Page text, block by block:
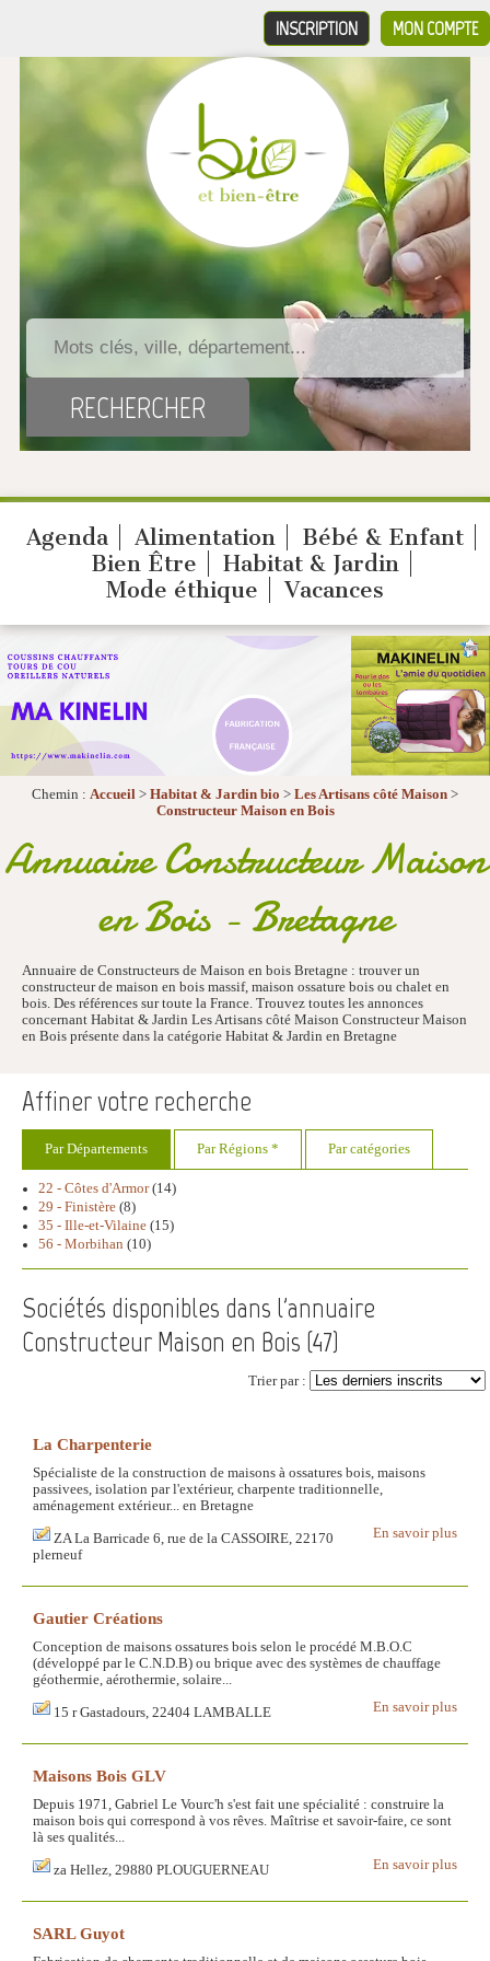
MON COMPTE
INSCRIPTION
Agenda Alimentation
Bébé & Enfant
Bien Être
Habitat & Jardin
Mode éthique
Vacances
Chemin : Accueil > Habitat & Jardin bio > Les Artisans côté Maison >
Constructeur Maison en Bois
Annuaire Constructeur Maison
en Bois - Bretagne
Annuaire de Constructeurs de Maison en bois Bretagne : trouver un
constructeur de maison en bois massif, maison ossature bois ou chalet en
bois. Des références sur toute la France. Trouvez toutes les annonces
concernant Habitat & Jardin Les Artisans côté Maison Constructeur Maison
en Bois présente dans la catégorie Habitat & Jardin en Bretagne
Affiner votre recherche
Par Départements Par Régions * Par catégories
22 - Côtes d'Armor(14)
29 - Finistère (8)
35 - Ille-et-Vilaine (15)
56 - Morbihan (10)
Sociétés disponibles dans l'annuaire
Constructeur Maison en Bois (47)
Trier par :
La Charpenterie
Spécialiste de la construction de maisons à ossatures bois, maisons
passivees, isolation par l'extérieur, charpente traditionnelle,
aménagement extérieur... en Bretagne
En savoir plus
ZA La Barricade 6, rue de la CASSOIRE, 22170
plerneuf
Gautier Créations
Conception de maisons ossatures bois selon le procédé M.B.O.C
(développé par le C.N.D.B) ou brique avec des systèmes de chauffage
géothermie, aérothermie, solaire...
En savoir plus
15 r Gastadours, 22404 LAMBALLE
Maisons Bois GLV
Depuis 1971, Gabriel Le Vourc'h s'est fait une spécialité : construire la
maison bois qui correspond à vos rêves. Maîtrise et savoir-faire, ce sont
là ses qualités...
En savoir plus
za Hellez, 29880 PLOUGUERNEAU
SARL Guyot